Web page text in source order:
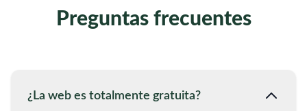
Preguntas frecuentes
¿La web es totalmente gratuita?